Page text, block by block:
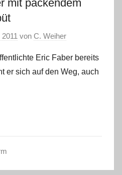
mit packendem
von C. Weiher
Eric Faber bereits
er sich auf den Weg, auch